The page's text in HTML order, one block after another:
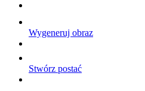
Wygeneruj obraz
Stwórz postać